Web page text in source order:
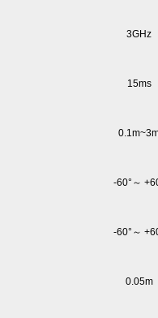
3GHz
15ms
-60°～
-60°～
0.05m